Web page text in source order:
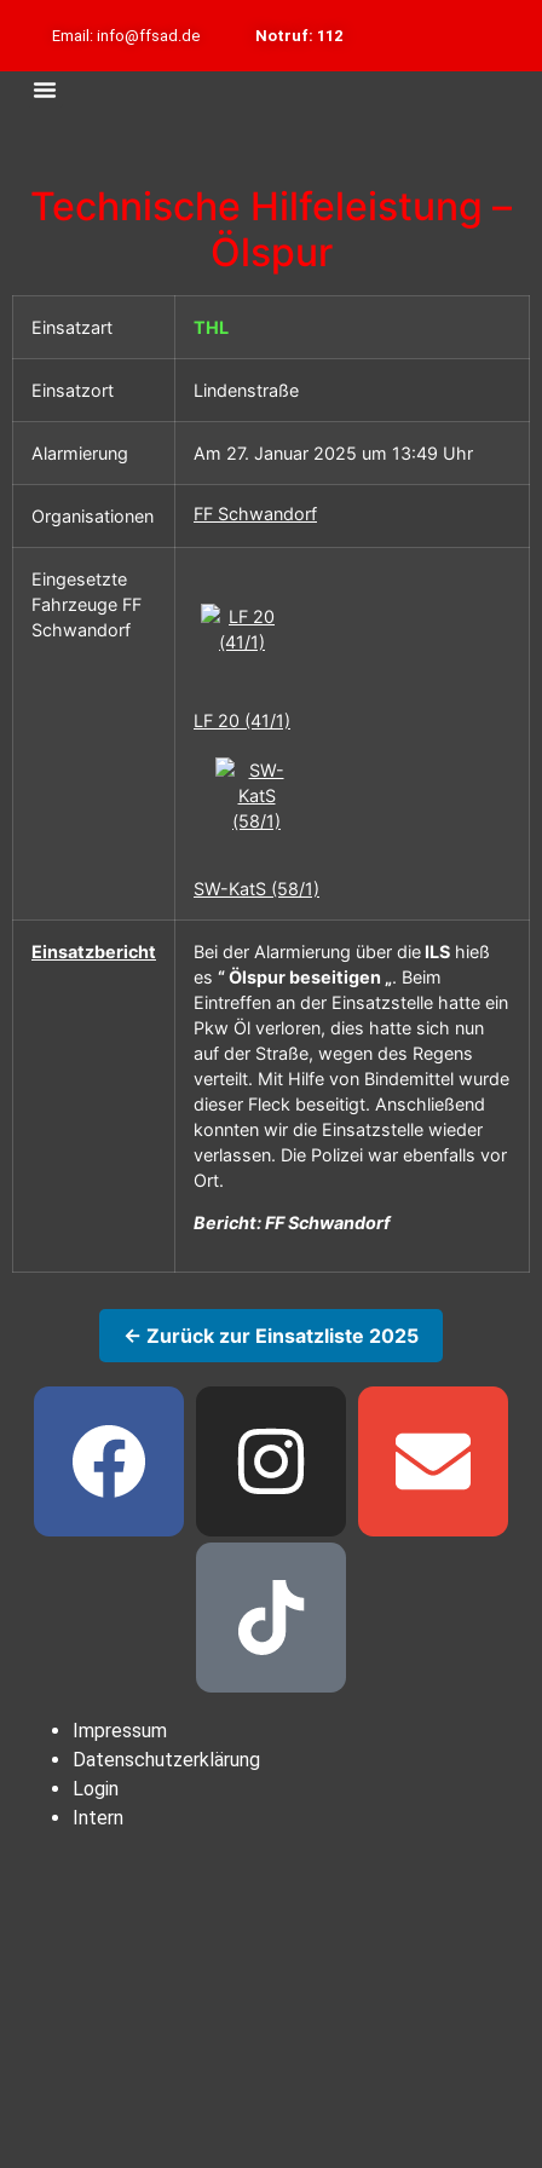
Email: info@ffsad.de Notruf: 112
Technische Hilfeleistung –
Ölspur
Einsatzart THL
Einsatzort Lindenstraße
Alarmierung Am 27. Januar 2025 um 13:49 Uhr
Organisationen FF Schwandorf
Eingesetzte
Fahrzeuge FF
Schwandorf
LF 20 (41/1)
SW-KatS (58/1)
Einsatzbericht Bei der Alarmierung über die ILS hieß
es “ Ölspur beseitigen „. Beim
Eintreffen an der Einsatzstelle hatte ein
Pkw Öl verloren, dies hatte sich nun
auf der Straße, wegen des Regens
verteilt. Mit Hilfe von Bindemittel wurde
dieser Fleck beseitigt. Anschließend
konnten wir die Einsatzstelle wieder
verlassen. Die Polizei war ebenfalls vor
Ort.
Bericht: FF Schwandorf
← Zurück zur Einsatzliste 2025
Impressum
Datenschutzerklärung
Login
Intern